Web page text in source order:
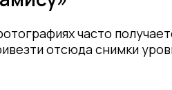
часто
отсюда снимки